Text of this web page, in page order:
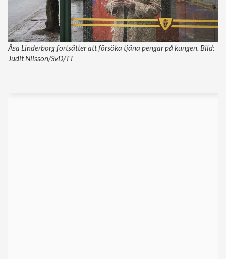
Åsa Linderborg fortsätter att försöka tjäna pengar på kungen. Bild:
Judit Nilsson/SvD/TT